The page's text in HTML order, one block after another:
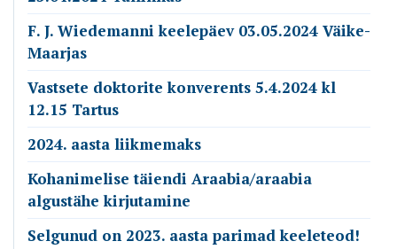
F. J. Wiedemanni keelepäev 03.05.2024 Väike-
Maarjas
Vastsete doktorite konverents 5.4.2024 kl
12.15 Tartus
2024. aasta liikmemaks
Kohanimelise täiendi Araabia/araabia
algustähe kirjutamine
Selgunud on 2023. aasta parimad keeleteod!